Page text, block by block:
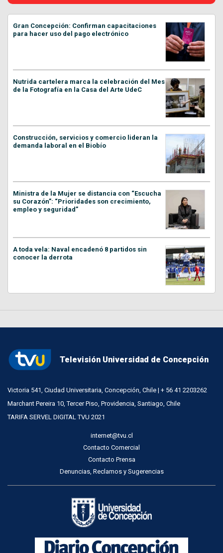
Gran Concepción: Confirman capacitaciones
para hacer uso del pago electrónico
Nutrida cartelera marca la celebración del Mes
de la Fotografía en la Casa del Arte UdeC
Construcción, servicios y comercio lideran la
demanda laboral en el Biobío
Ministra de la Mujer se distancia con “Escucha
su Corazón”: “Prioridades son crecimiento,
empleo y seguridad”
A toda vela: Naval encadenó 8 partidos sin
conocer la derrota
Televisión Universidad de Concepción
Victoria 541, Ciudad Universitaria, Concepción, Chile | + 56 41 2203262
Marchant Pereira 10, Tercer Piso, Providencia, Santiago, Chile
TARIFA SERVEL DIGITAL TVU 2021
internet@tvu.cl
Contacto Comercial
Contacto Prensa
Denuncias, Reclamos y Sugerencias